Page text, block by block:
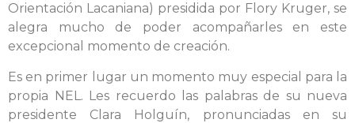
Orientación Lacaniana) presidida por Flory Kruger, se
alegra mucho de poder acompañarles en este
excepcional momento de creación.
Es en primer lugar un momento muy especial para la
propia NEL. Les recuerdo las palabras de su nueva
presidente Clara Holguín, pronunciadas en su